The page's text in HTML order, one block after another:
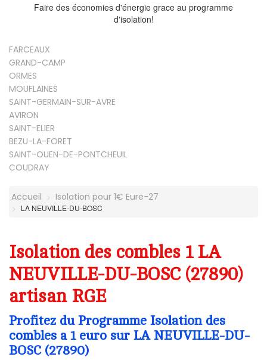
Faire des économies d'énergie grace au programme
d'isolation!
FARCEAUX
GRAND-CAMP
ORMES
MOUFLAINES
SAINT-GERMAIN-SUR-AVRE
AVIRON
SAINT-ELIER
BEZU-LA-FORET
SAINT-OUEN-DE-PONTCHEUIL
COUDRAY
Accueil Isolation pour 1€ Eure-27
LA NEUVILLE-DU-BOSC
Isolation des combles 1 LA
NEUVILLE-DU-BOSC (27890)
artisan RGE
Profitez du Programme Isolation des
combles a 1 euro sur LA NEUVILLE-DU-
BOSC (27890)